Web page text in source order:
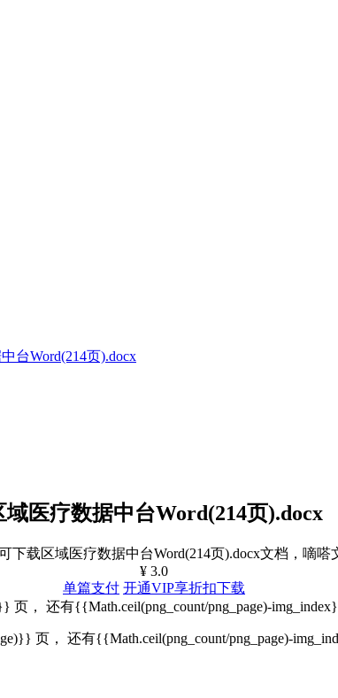
台Word(214页).docx
域医疗数据中台Word(214页).docx
下载区域医疗数据中台Word(214页).docx文档，嘀
¥ 3.0
单篇支付 开通VIP享折扣下载
页， 还有{{Math.ceil(png_count/png_page)-
页， 还有{{Math.ceil(png_count/png_page)-